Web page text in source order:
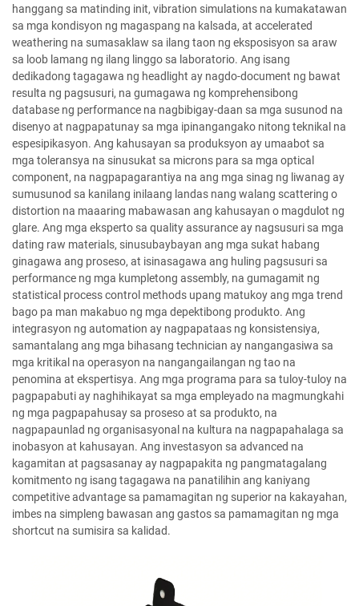
hanggang sa matinding init, vibration simulations na kumakatawan
sa mga kondisyon ng magaspang na kalsada, at accelerated
weathering na sumasaklaw sa ilang taon ng eksposisyon sa araw
sa loob lamang ng ilang linggo sa laboratorio. Ang isang
dedikadong tagagawa ng headlight ay nagdo-document ng bawat
resulta ng pagsusuri, na gumagawa ng komprehensibong
database ng performance na nagbibigay-daan sa mga susunod na
disenyo at nagpapatunay sa mga ipinangangako nitong teknikal na
espesipikasyon. Ang kahusayan sa produksyon ay umaabot sa
mga toleransya na sinusukat sa microns para sa mga optical
component, na nagpapagarantiya na ang mga sinag ng liwanag ay
sumusunod sa kanilang inilaang landas nang walang scattering o
distortion na maaaring mabawasan ang kahusayan o magdulot ng
glare. Ang mga eksperto sa quality assurance ay nagsusuri sa mga
dating raw materials, sinusubaybayan ang mga sukat habang
ginagawa ang proseso, at isinasagawa ang huling pagsusuri sa
performance ng mga kumpletong assembly, na gumagamit ng
statistical process control methods upang matukoy ang mga trend
bago pa man makabuo ng mga depektibong produkto. Ang
integrasyon ng automation ay nagpapataas ng konsistensiya,
samantalang ang mga bihasang technician ay nangangasiwa sa
mga kritikal na operasyon na nangangailangan ng tao na
penomina at ekspertisya. Ang mga programa para sa tuloy-tuloy na
pagpapabuti ay naghihikayat sa mga empleyado na magmungkahi
ng mga pagpapahusay sa proseso at sa produkto, na
nagpapaunlad ng organisasyonal na kultura na nagpapahalaga sa
inobasyon at kahusayan. Ang investasyon sa advanced na
kagamitan at pagsasanay ay nagpapakita ng pangmatagalang
komitmento ng isang tagagawa na panatilihin ang kaniyang
competitive advantage sa pamamagitan ng superior na kakayahan,
imbes na simpleng bawasan ang gastos sa pamamagitan ng mga
shortcut na sumisira sa kalidad.